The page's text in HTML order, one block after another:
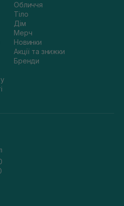
Обличчя
Тіло
Дім
Мерч
Новинки
Акції та знижки
Бренди